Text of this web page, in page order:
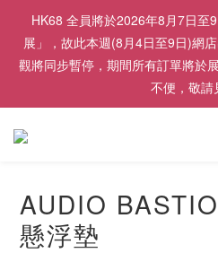
HK68 全員將於2026年8月7日至
展」，故此本週(8月4日至9日)網
觀將同步暫停，期間所有訂單將於
不便，敬請
AUDIO
懸浮墊